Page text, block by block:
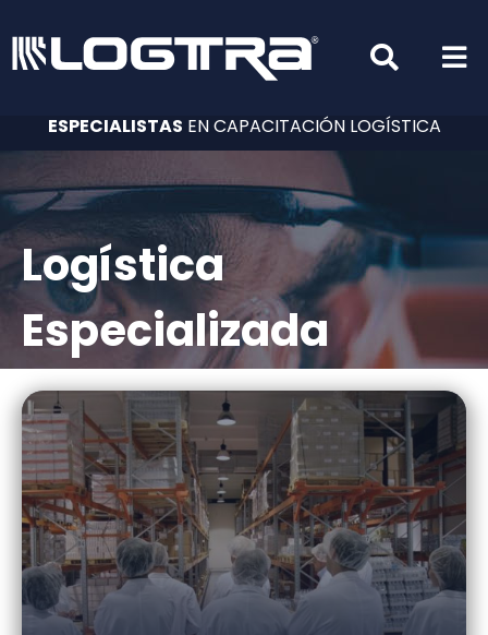
ESPECIALISTAS EN CAPACITACIÓN LOGÍSTICA
Logística
Especializada